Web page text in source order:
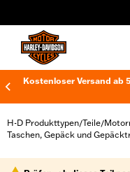
Kostenloser Versand ab
H-D Produkttypen/Teile/
Taschen, Gepäck und